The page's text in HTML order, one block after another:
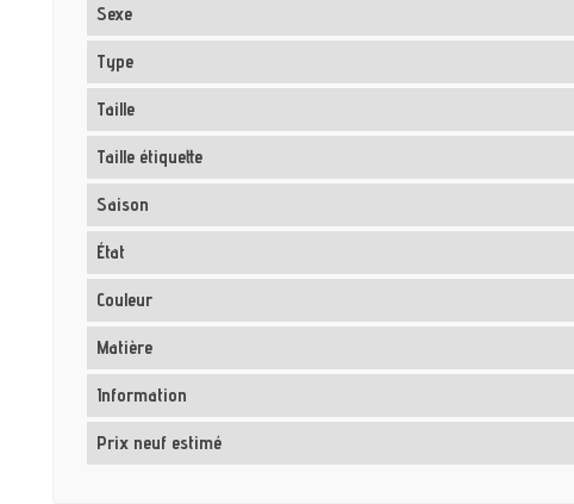
Sexe
Type
Taille
Taille étiquette
Saison
État
Couleur
Matière
Information
Prix neuf estimé